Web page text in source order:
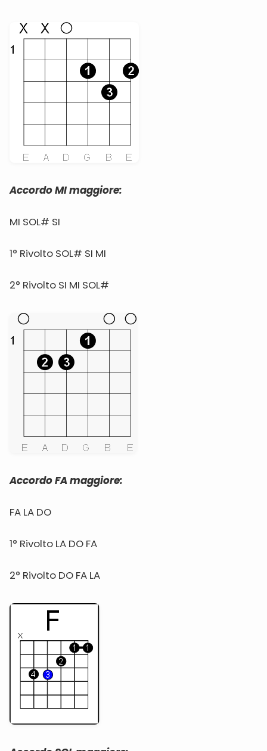
Accordo MI maggiore:
MI SOL# SI
1° Rivolto SOL# SI MI
2° Rivolto SI MI SOL#
Accordo FA maggiore:
FA LA DO
1° Rivolto LA DO FA
2° Rivolto DO FA LA